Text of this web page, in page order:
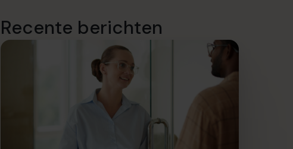
Recente berichten